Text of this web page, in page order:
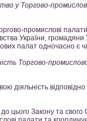
у Торгово-
промислові
України,
палат одночасно є
Торгово-
діяльність
цього Закону та свого